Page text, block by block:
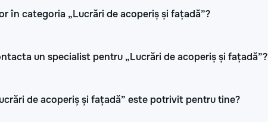
în categoria „Lucrări de acoperiș și fațadă”?
un specialist pentru „Lucrări de acoperiș și fațadă”?
de acoperiș și fațadă” este potrivit pentru tine?